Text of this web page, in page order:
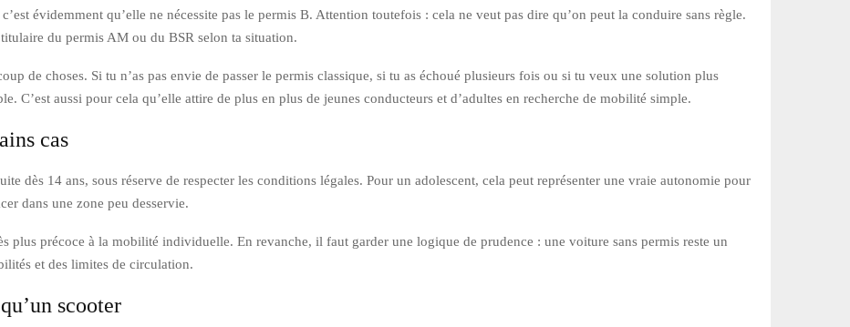
évidemment qu’elle ne nécessite pas le permis B. Attention toutefois : cela ne veut pas dire qu’on peut la conduire sans règle.
du permis AM ou du BSR selon ta situation.
de choses. Si tu n’as pas envie de passer le permis classique, si tu as échoué plusieurs fois ou si tu veux une solution plus
C’est aussi pour cela qu’elle attire de plus en plus de jeunes conducteurs et d’adultes en recherche de mobilité simple.
cas
dès 14 ans, sous réserve de respecter les conditions légales. Pour un adolescent, cela peut représenter une vraie autonomie pour
dans une zone peu desservie.
plus précoce à la mobilité individuelle. En revanche, il faut garder une logique de prudence : une voiture sans permis reste un
et des limites de circulation.
scooter